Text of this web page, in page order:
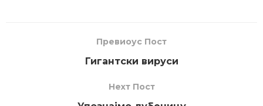
Превиоус Пост
Гигантски вируси
Неxт Пост